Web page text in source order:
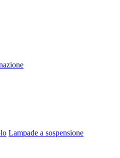
Lampade a sospensione